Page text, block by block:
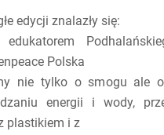
edycji znalazły się:
Polska
tylko o smogu ale o
energii i wody,
z plastikiem i z